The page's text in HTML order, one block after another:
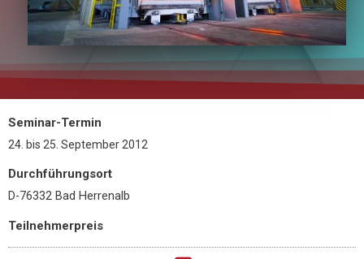
Seminar-Termin
24. bis 25. September 2012
Durchführungsort
D-76332 Bad Herrenalb
Teilnehmerpreis